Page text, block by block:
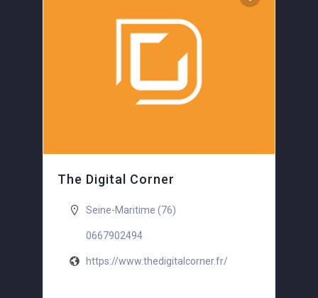
The Digital Corner
Seine-Maritime (76)
0667902494
https://www.thedigitalcorner.fr/